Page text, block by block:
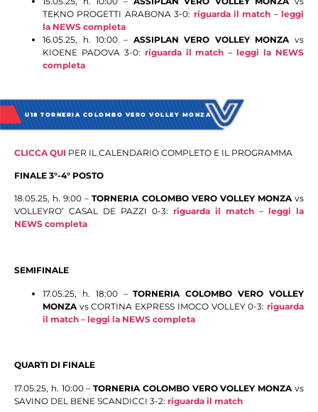
TEKNO PROGETTI ARABONA 3-0: riguarda il match – leggi
la NEWS completa
16.05.25, h. 10:00 – ASSIPLAN VERO VOLLEY MONZA vs
KIOENE PADOVA 3-0: riguarda il match –leggi la NEWS
completa
U18 TORNERIA COLOMBO VERO VOLLEY MONZA
CLICCA QUI PER IL CALENDARIO COMPLETO E IL PROGRAMMA
FINALE 3°-4° POSTO
18.05.25, h. 9:00 –TORNERIA COLOMBO VERO VOLLEY MONZAvs
VOLLEYRO’ CASAL DE PAZZI 0-3: riguarda il match – leggi la
NEWS completa
SEMIFINALE
17.05.25, h. 18:00 –TORNERIA COLOMBO VERO VOLLEY
MONZA vs CORTINA EXPRESS IMOCO VOLLEY 0-3: riguarda
il match – leggi la NEWS completa
QUARTI DI FINALE
17.05.25, h. 10:00 –TORNERIA COLOMBO VERO VOLLEY MONZA vs
SAVINO DEL BENE SCANDICCI 3-2: riguarda il match